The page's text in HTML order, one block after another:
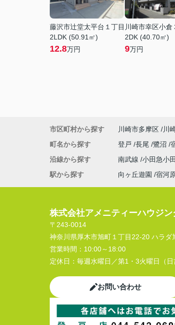
藤沢市辻堂太平台１丁目
2LDK (50.91㎡)
12.8万円
川崎市幸区小倉
2DK (40.70㎡)
9万円
市区町村から探す 川崎市多摩区 川
町名から探す
登戸 長尾 鷺沼
沿線から探す
南武線 小田急小
駅から探す
向ヶ丘遊園 宿河
株式会社アメニティーハウジン
〒243-0014
神奈川県厚木市旭町１丁目22-20 ハラダ
営業時間： 10:00～18:00
定休日： 毎週水曜日／第1・3火曜日（日
お問い合わせ